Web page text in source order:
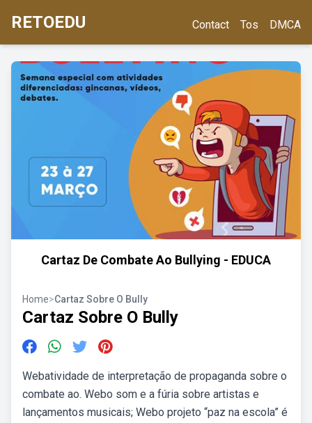
RETOEDU Contact Tos DMCA
Cartaz De Combate Ao Bullying - EDUCA
Home>Cartaz Sobre O Bully
Cartaz Sobre O Bully
Webatividade de interpretação de propaganda sobre o
combate ao. Webo som e a fúria sobre artistas e
lançamentos musicais; Webo projeto “paz na escola” é